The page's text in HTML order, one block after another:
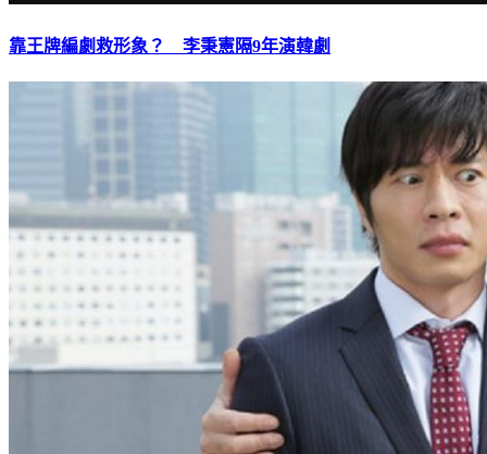
靠王牌編劇救形象？ 李秉憲隔9年演韓劇